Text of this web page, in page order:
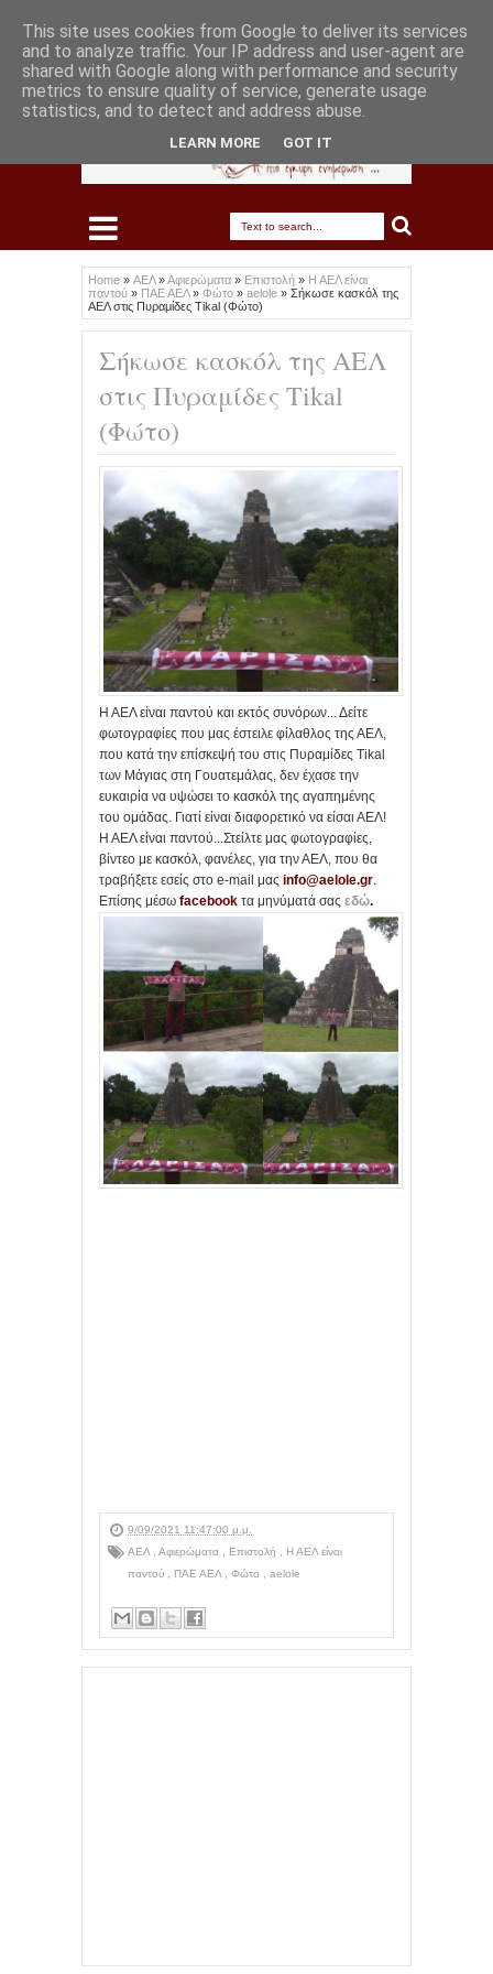
Home » ΑΕΛ»Αφιερώματα » Επιστολή » Η ΑΕΛ είναι
παντού » ΠΑΕ ΑΕΛ» Φώτο » aelole » Σήκωσε κασκόλ της
ΑΕΛ στις Πυραμίδες Tikal (Φώτο)
Σήκωσε κασκόλ της ΑΕΛ
στις Πυραμίδες Tikal
(Φώτο)
Η ΑΕΛ είναι παντού και εκτός συνόρων... Δείτε
φωτογραφίες που μας έστειλε φίλαθλος της ΑΕΛ,
που κατά την επίσκεψή του στις Πυραμίδες Tikal
των Μάγιας στη Γουατεμάλας, δεν έχασε την
ευκαιρία να υψώσει το κασκόλ της αγαπημένης
του ομάδας. Γιατί είναι διαφορετικό να είσαι ΑΕΛ!
Η ΑΕΛ είναι παντού...Στείλτε μας φωτογραφίες,
βίντεο με κασκόλ, φανέλες, για την ΑΕΛ, που θα
τραβήξετε εσείς στο e-mail μας info@aelole.gr
Επίσης μέσω facebook τα μηνύματά σας εδώ.
9/09/2021 11:47:00 μ.μ.
ΑΕΛ
Αφιερώματα Επιστολή
Η ΑΕΛ είναι
παντού
ΠΑΕ ΑΕΛ Φώτο aelole
This site uses cookies from Google to deliver its services
and to analyze traffic. Your IP address and user-agent are
shared with Google along with performance and security
metrics to ensure quality of service, generate usage
statistics, and to detect and address abuse.
LEARN MORE GOT IT